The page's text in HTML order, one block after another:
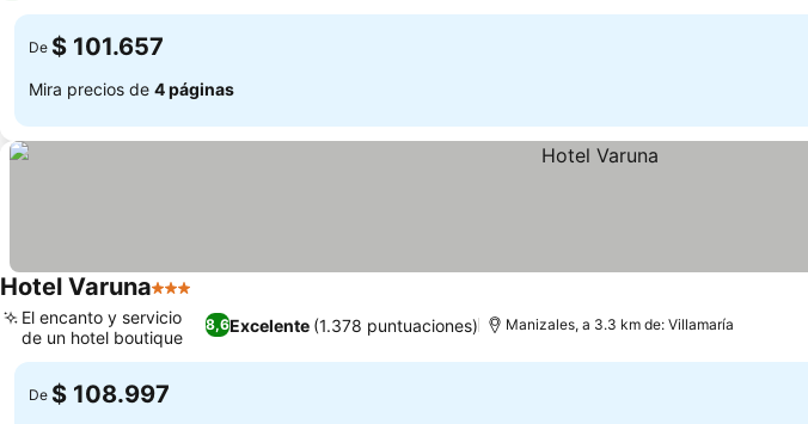
De $ 101.657
Mira precios de 4 páginas
Hotel Varuna3 Estrellas
8,6Excelente (1.378 puntuaciones)
El encanto y servicio
de un hotel boutique
Manizales, a 3.3 km de: Villamaría
De $ 108.997